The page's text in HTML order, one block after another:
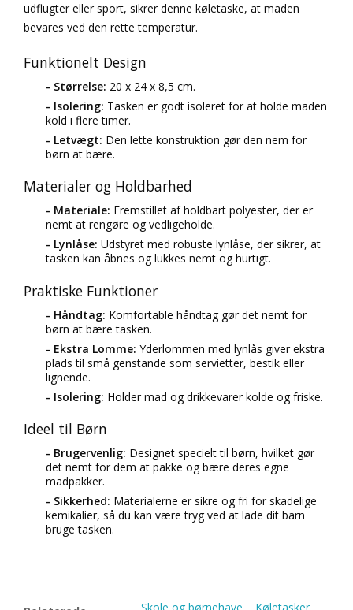
udflugter eller sport, sikrer denne køletaske, at maden
bevares ved den rette temperatur.
Funktionelt Design
- Størrelse: 20 x 24 x 8,5 cm.
- Isolering: Tasken er godt isoleret for at holde maden
kold i flere timer.
- Letvægt: Den lette konstruktion gør den nem for
børn at bære.
Materialer og Holdbarhed
- Materiale: Fremstillet af holdbart polyester, der er
nemt at rengøre og vedligeholde.
- Lynlåse: Udstyret med robuste lynlåse, der sikrer, at
tasken kan åbnes og lukkes nemt og hurtigt.
Praktiske Funktioner
- Håndtag: Komfortable håndtag gør det nemt for
børn at bære tasken.
- Ekstra Lomme: Yderlommen med lynlås giver ekstra
plads til små genstande som servietter, bestik eller
lignende.
- Isolering: Holder mad og drikkevarer kolde og friske.
Ideel til Børn
- Brugervenlig: Designet specielt til børn, hvilket gør
det nemt for dem at pakke og bære deres egne
madpakker.
- Sikkerhed: Materialerne er sikre og fri for skadelige
kemikalier, så du kan være tryg ved at lade dit barn
bruge tasken.